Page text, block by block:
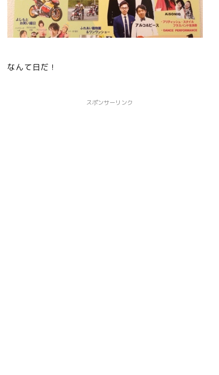
なんて日だ！
スポンサーリンク